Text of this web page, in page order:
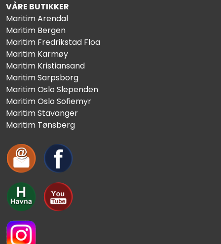
VÅRE BUTIKKER
Maritim Arendal
Maritim Bergen
Maritim Fredrikstad Floa
Maritim Karmøy
Maritim Kristiansand
Maritim Sarpsborg
Maritim Oslo Slependen
Maritim Oslo Sofiemyr
Maritim Stavanger
Maritim Tønsberg